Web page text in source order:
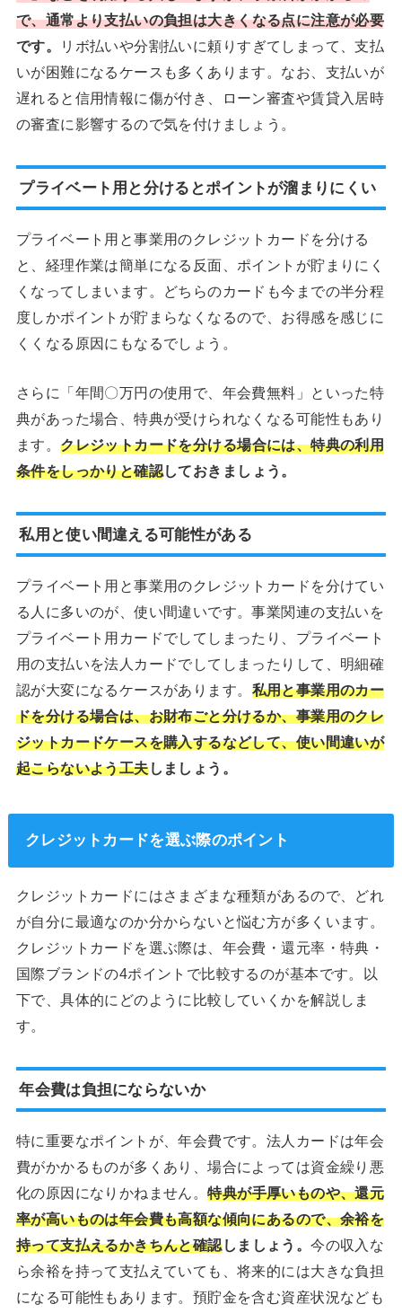
で、通常より支払いの負担は大きくなる点に注意が必要
です。
リボ払いや分割払いに頼りすぎてしまって、支払
いが困難になるケースも多くあります。なお、支払いが
遅れると信用情報に傷が付き、ローン審査や賃貸入居時
の審査に影響するので気を付けましょう。
プライベート用と分けるとポイントが溜まりにくい
プライベート用と事業用のクレジットカードを分ける
と、経理作業は簡単になる反面、ポイントが貯まりにく
くなってしまいます。どちらのカードも今までの半分程
度しかポイントが貯まらなくなるので、お得感を感じに
くくなる原因にもなるでしょう。
さらに「年間〇万円の使用で、年会費無料」といった特
典があった場合、特典が受けられなくなる可能性もあり
ます。クレジットカードを分ける場合には、特典の利用
条件をしっかりと確認しておきましょう。
私用と使い間違える可能性がある
プライベート用と事業用のクレジットカードを分けてい
る人に多いのが、使い間違いです。事業関連の支払いを
プライベート用カードでしてしまったり、プライベート
用の支払いを法人カードでしてしまったりして、明細確
認が大変になるケースがあります。 私用と事業用のカー
ドを分ける場合は、お財布ごと分けるか、事業用のクレ
ジットカードケースを購入するなどして、使い間違いが
起こらないよう工夫しましょう。
クレジットカードを選ぶ際のポイント
クレジットカードにはさまざまな種類があるので、どれ
が自分に最適なのか分からないと悩む方が多くいます。
クレジットカードを選ぶ際は、年会費・還元率・特典・
国際ブランドの4ポイントで比較するのが基本です。以
下で、具体的にどのように比較していくかを解説しま
す。
年会費は負担にならないか
特に重要なポイントが、年会費です。法人カードは年会
費がかかるものが多くあり、場合によっては資金繰り悪
化の原因になりかねません。特典が手厚いものや、還元
率が高いものは年会費も高額な傾向にあるので、余裕を
持って支払えるかきちんと確認しましょう。今の収入な
ら余裕を持って支払えていても、将来的には大きな負担
になる可能性もあります。預貯金を含む資産状況なども